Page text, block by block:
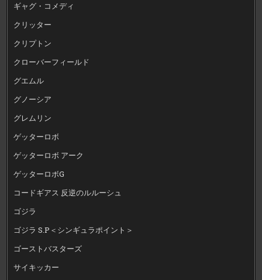
ギャグ・コメディ
クリッター
クリプトン
クローバーフィールド
グエムル
グノーシア
グレムリン
ゲッターロボ
ゲッターロボ アーク
ゲッターロボG
コードギアス 反逆のルルーシュ
ゴジラ
ゴジラ S.P＜シンギュラポイント＞
ゴーストバスターズ
サイキッカー